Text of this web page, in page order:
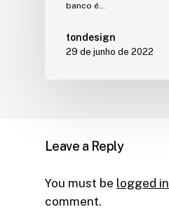
banco é…
tondesign
29 de junho de 2022
Leave a Reply
You must be logged in
comment.